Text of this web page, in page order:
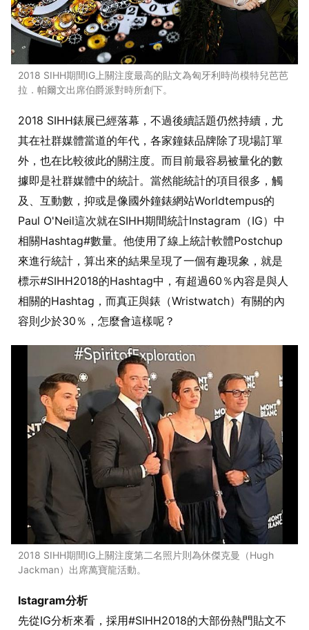
2018 SIHH期間IG上關注度最高的貼文為匈牙利時尚模特兒芭芭
拉．帕爾文出席伯爵派對時所創下。
2018 SIHH錶展已經落幕，不過後續話題仍然持續，尤
其在社群媒體當道的年代，各家鐘錶品牌除了現場訂單
外，也在比較彼此的關注度。而目前最容易被量化的數
據即是社群媒體中的統計。當然能統計的項目很多，觸
及、互動數，抑或是像國外鐘錶網站Worldtempus的
Paul O'Neil這次就在SIHH期間統計Instagram（IG）中
相關Hashtag#數量。他使用了線上統計軟體Postchup
來進行統計，算出來的結果呈現了一個有趣現象，就是
標示#SIHH2018的Hashtag中，有超過60％內容是與人
相關的Hashtag，而真正與錶（Wristwatch）有關的內
容則少於30％，怎麼會這樣呢？
2018 SIHH期間IG上關注度第二名照片則為休傑克曼（Hugh
Jackman）出席萬寶龍活動。
Istagram分析
先從IG分析來看，採用#SIHH2018的大部份熱門貼文不